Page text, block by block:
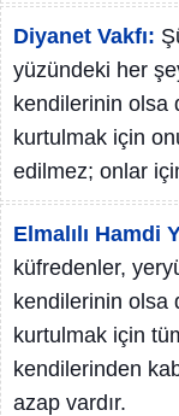
Diyanet Vakfı:
yüzündeki her
kendilerinin olsa
kurtulmak için
edilmez; onlar
Elmalılı Hamdi
küfredenler,
kendilerinin olsa
kurtulmak için
kendilerinden
azap vardır.